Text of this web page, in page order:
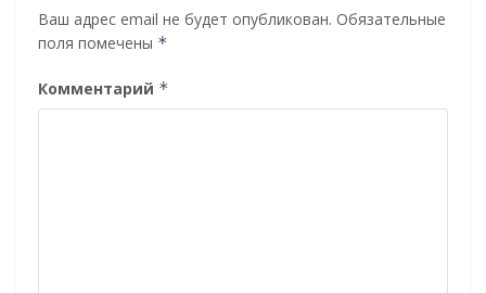
Ваш адрес email не будет опубликован. Обязательные
поля помечены *
Комментарий *